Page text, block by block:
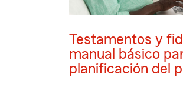
Testamentos y
manual básico
planificación del